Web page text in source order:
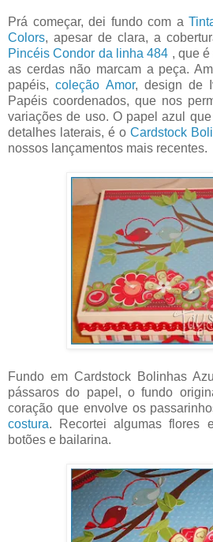
Prá começar, dei fundo com a
Colors, apesar de clara, a
Pincéis Condor da linha 484 , que
as cerdas não marcam a peça.
papéis,coleção Amor, design de
Papéis coordenados, que nos
variações de uso. O papel azul
detalhes laterais, é o Cardstock
nossos lançamentos mais recentes.
Fundo em Cardstock Bolinhas
pássaros do papel, o fundo
coração que envolve os
costura. Recortei algumas flores
botões e bailarina.